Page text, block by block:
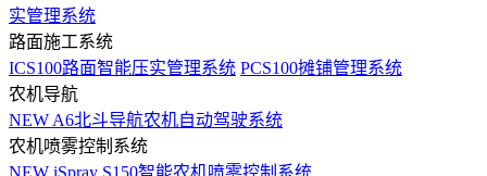
实管理系统
路面施工系统
ICS100路面智能压实管理系统 PCS100摊铺管理系统
农机导航
NEW A6北斗导航农机自动驾驶系统
农机喷雾控制系统
NEW iSpray S150智能农机喷雾控制系统